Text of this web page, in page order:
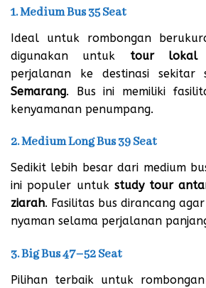
1. Medium Bus 35 Seat
Ideal untuk rombongan
digunakan untuk tour lokal
perjalanan ke destinasi
Semarang. Bus ini memiliki
kenyamanan penumpang.
2. Medium Long Bus 39 Seat
Sedikit lebih besar dari medium
ini populer untuk study tour
ziarah. Fasilitas bus dirancang
nyaman selama perjalanan
3. Big Bus 47–52 Seat
Pilihan terbaik untuk